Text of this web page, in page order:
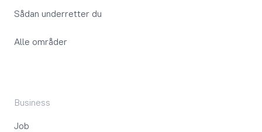
Sådan underretter du
Alle områder
Business
Job